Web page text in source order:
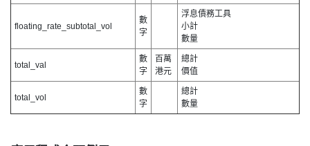
floating_rate_subtotal_vol
數
字
浮息債務工具
小計
數量
total_val
數
字
百萬
港元
總計
價值
total_vol
數
字
總計
數量